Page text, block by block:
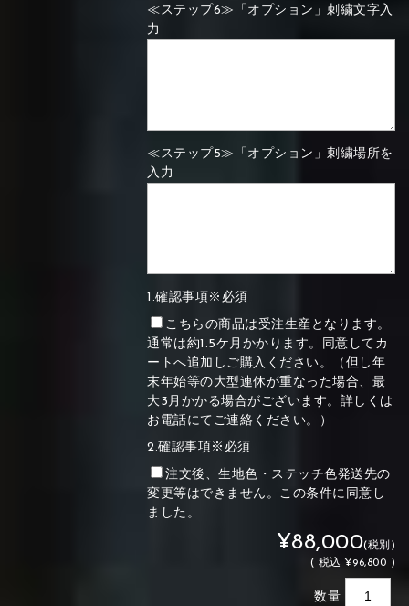
≪ステップ6≫「オプション」刺繍文字入
力
≪ステップ5≫「オプション」刺繍場所を
入力
1.確認事項※必須
こちらの商品は受注生産となります。
通常は約1.5ケ月かかります。同意してカ
ートへ追加しご購入ください。（但し年
末年始等の大型連休が重なった場合、最
大3月かかる場合がございます。詳しくは
お電話にてご連絡ください。）
2.確認事項※必須
注文後、生地色・ステッチ色発送先の
変更等はできません。この条件に同意し
ました。
¥88,000(税別)
( 税込 ¥96,800 )
数量